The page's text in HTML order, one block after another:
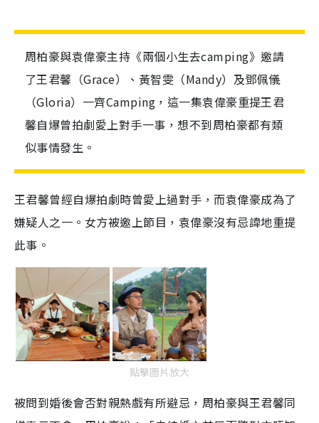
周柏豪與袁偉豪主持《兩個小生去camping》邀請
了王君馨（Grace）、黃智雯（Mandy）及鄧佩儀
（Gloria）一齊Camping，這一集袁偉豪重提王君
馨自爆曾拍劇愛上對手一事，想不到周柏豪都有類
似事情發生。
王君馨曾經自爆拍劇時曾愛上過對手，而袁偉豪成為了
嫌疑人之一。女方被邀上節目，袁偉豪沒有忌諱地重提
此事。
點擊圖片放大
被問到婚後會否對親熱戲有所避忌，周柏豪與王君馨同